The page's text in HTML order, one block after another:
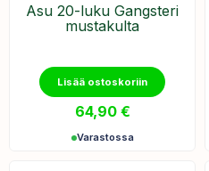
Asu 20-luku Gangsteri
mustakulta
Lisää ostoskoriin
64,90 €
Varastossa